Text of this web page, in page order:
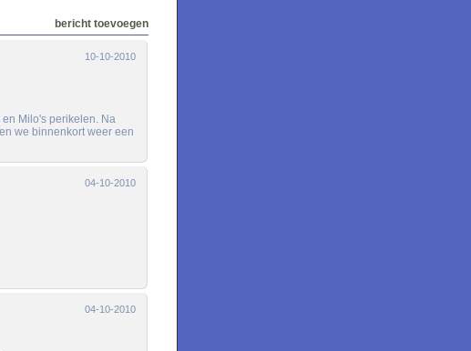
bericht toevoegen
10-10-2010
Milo's perikelen. Na
we binnenkort weer een
04-10-2010
04-10-2010